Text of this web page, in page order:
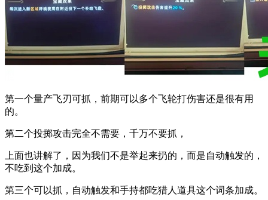
第一个量产飞刃可抓，前期可以多个飞轮打伤害还是很有用
的。
第二个投掷攻击完全不需要，千万不要抓，
上面也讲解了，因为我们不是举起来扔的，而是自动触发的，
不吃到这个加成。
第三个可以抓，自动触发和手持都吃猎人道具这个词条加成。